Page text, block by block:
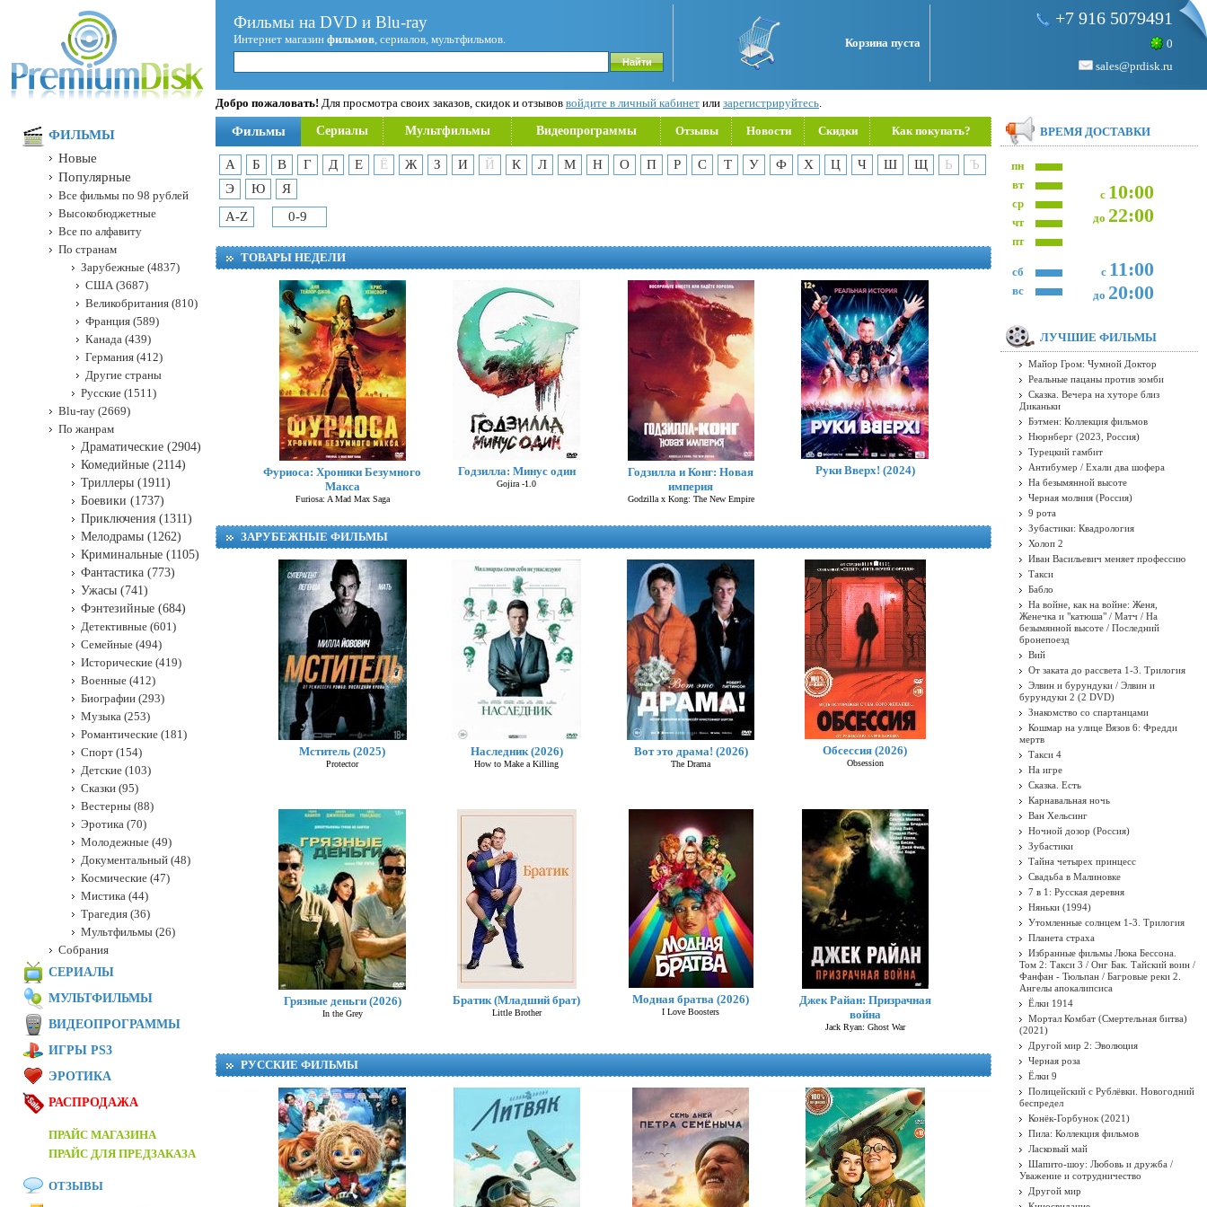
Фильмы на DVD и Blu-ray
Интернет магазин фильмов, сериалов, мультфильмов. Корзина пуста
+7 916 5079491
0
sales@prdisk.ru
Добро пожаловать! Для просмотра своих заказов, скидок и отзывов войдите в личный кабинет или зарегистрируйтесь.
Фильмы Сериалы Мультфильмы Видеопрограммы Отзывы Новости Скидки Как покупать?
А Б В Г Д Е Ё Ж З И Й К Л М Н О П Р С Т У Ф Х Ц Ч Ш Щ Ь
Ъ
Э
Ю
Я
A-Z
0-9
ТОВАРЫ НЕДЕЛИ
Фуриоса: Хроники Безумного
Макса
Furiosa: A Mad Max Saga
Годзилла: Минус один
Gojira -1.0
Годзилла и Конг: Новая
империя
Godzilla x Kong: The New Empire
Руки Вверх! (2024)
Омен. Первое знамение (2024)
ЗАРУБЕЖНЫЕ ФИЛЬМЫ
Мститель (2025)
Protector
Наследник (2026)
How to Make a Killing
Вот это драма! (2026)
The Drama
Обсессия (2026)
Obsession
Грязные деньги (2026)
In the Grey
Братик (Младший брат)
Little Brother
Модная братва (2026)
I Love Boosters
Джек Райан: Призрачная
война
Jack Ryan: Ghost War
РУССКИЕ ФИЛЬМЫ
ФИЛЬМЫ
Новые
Популярные
Все фильмы по 98 рублей
Высокобюджетные
Все по алфавиту
По странам
Зарубежные (4837)
США (3687)
Великобритания (810)
Франция (589)
Канада (439)
Германия (412)
Другие страны
Русские (1511)
Blu-ray (2669)
По жанрам
Драматические (2904)
Комедийные (2114)
Триллеры (1911)
Боевики (1737)
Приключения (1311)
Мелодрамы (1262)
Криминальные (1105)
Фантастика (773)
Ужасы (741)
Фэнтезийные (684)
Детективные (601)
Семейные (494)
Исторические (419)
Военные (412)
Биографии (293)
Музыка (253)
Романтические (181)
Спорт (154)
Детские (103)
Сказки (95)
Вестерны (88)
Эротика (70)
Молодежные (49)
Документальный (48)
Космические (47)
Мистика (44)
Трагедия (36)
Мультфильмы (26)
Собрания
СЕРИАЛЫ
МУЛЬТФИЛЬМЫ
ВИДЕОПРОГРАММЫ
ИГРЫ PS3
ЭРОТИКА
РАСПРОДАЖА
ПРАЙС МАГАЗИНА
ПРАЙС ДЛЯ ПРЕДЗАКАЗА
ОТЗЫВЫ
ВРЕМЯ ДОСТАВКИ
пн
с 10:00
до 22:00
вт
ср
чт
пт
с 11:00
до 20:00
сб
вс
ЛУЧШИЕ ФИЛЬМЫ
Майор Гром: Чумной Доктор
Реальные пацаны против зомби
Сказка. Вечера на хуторе близ
Диканьки
Бэтмен: Коллекция фильмов
Нюрнберг (2023, Россия)
Турецкий гамбит
Антибумер / Ехали два шофера
На безымянной высоте
Черная молния (Россия)
9 рота
Зубастики: Квадрология
Холоп 2
Иван Васильевич меняет профессию
Такси
Бабло
На войне, как на войне: Женя,
Женечка и "катюша" / Матч / На
безымянной высоте / Последний
бронепоезд
Вий
От заката до рассвета 1-3. Трилогия
Элвин и бурундуки / Элвин и
бурундуки 2 (2 DVD)
Знакомство со спартанцами
Кошмар на улице Вязов 6: Фредди
мертв
Такси 4
На игре
Сказка. Есть
Карнавальная ночь
Ван Хельсинг
Ночной дозор (Россия)
Зубастики
Тайна четырех принцесс
Свадьба в Малиновке
7 в 1: Русская деревня
Няньки (1994)
Утомленные солнцем 1-3. Трилогия
Планета страха
Избранные фильмы Люка Бессона.
Том 2: Такси 3 / Онг Бак. Тайский воин /
Фанфан - Тюльпан / Багровые реки 2.
Ангелы апокалипсиса
Ёлки 1914
Мортал Комбат (Смертельная битва)
(2021)
Другой мир 2: Эволюция
Черная роза
Ёлки 9
Полицейский с Рублёвки. Новогодний
беспредел
Конёк-Горбунок (2021)
Пила: Коллекция фильмов
Ласковый май
Шапито-шоу: Любовь и дружба /
Уважение и сотрудничество
Другой мир